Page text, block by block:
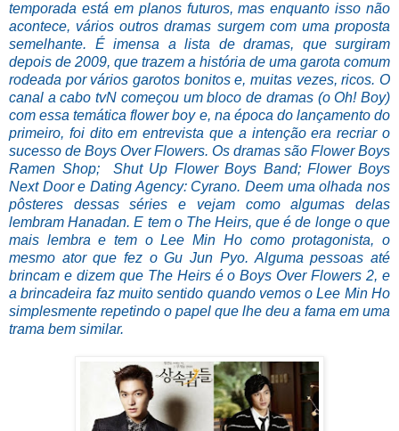
temporada está em planos futuros, mas enquanto isso não
acontece, vários outros dramas surgem com uma proposta
semelhante. É imensa a lista de dramas, que surgiram
depois de 2009, que trazem a história de uma garota comum
rodeada por vários garotos bonitos e, muitas vezes, ricos. O
canal a cabo tvN começou um bloco de dramas (o Oh! Boy)
com essa temática flower boy e, na época do lançamento do
primeiro, foi dito em entrevista que a intenção era recriar o
sucesso de Boys Over Flowers. Os dramas são Flower Boys
Ramen Shop; Shut Up Flower Boys Band; Flower Boys
Next Door e Dating Agency: Cyrano. Deem uma olhada nos
pôsteres dessas séries e vejam como algumas delas
lembram Hanadan. E tem o The Heirs, que é de longe o que
mais lembra e tem o Lee Min Ho como protagonista, o
mesmo ator que fez o Gu Jun Pyo. Alguma pessoas até
brincam e dizem que The Heirs é o Boys Over Flowers 2, e
a brincadeira faz muito sentido quando vemos o Lee Min Ho
simplesmente repetindo o papel que lhe deu a fama em uma
trama bem similar.